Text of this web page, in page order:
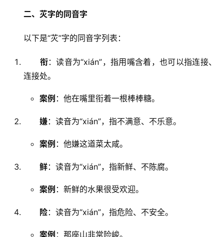
二、苂字的同音字
以下是“苂”字的同音字列表：
衔：读音为“xián”，指用嘴含着，也可以指连接、
连接处。
案例 ：他在嘴里衔着一根棒棒糖。
嫌：读音为“xián”，指不满意、不乐意。
案例 ：他嫌这道菜太咸。
鲜：读音为“xián”，指新鲜、不陈腐。
案例 ：新鲜的水果很受欢迎。
险：读音为“xián”，指危险、不安全。
案例 ：那座山非常险峻。